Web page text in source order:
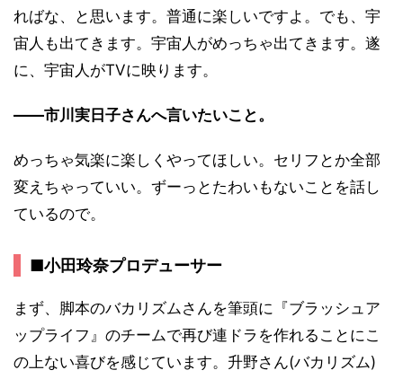
ればな、と思います。普通に楽しいですよ。でも、宇
宙人も出てきます。宇宙人がめっちゃ出てきます。遂
に、宇宙人がTVに映ります。
――市川実日子さんへ言いたいこと。
めっちゃ気楽に楽しくやってほしい。セリフとか全部
変えちゃっていい。ずーっとたわいもないことを話し
ているので。
■小田玲奈プロデューサー
まず、脚本のバカリズムさんを筆頭に『ブラッシュア
ップライフ』のチームで再び連ドラを作れることにこ
の上ない喜びを感じています。升野さん(バカリズム)